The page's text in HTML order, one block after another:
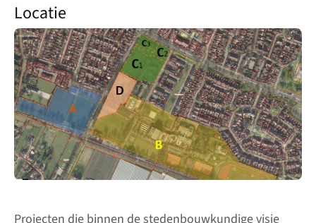
Locatie
Projecten die binnen de stedenbouwkundige visie